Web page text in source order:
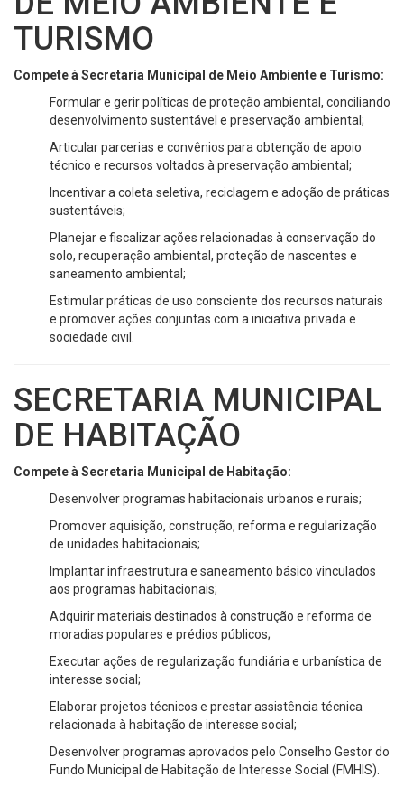
TURISMO
Compete à Secretaria Municipal de Meio Ambiente e Turismo:
Formular e gerir políticas de proteção ambiental, conciliando
desenvolvimento sustentável e preservação ambiental;
Articular parcerias e convênios para obtenção de apoio
técnico e recursos voltados à preservação ambiental;
Incentivar a coleta seletiva, reciclagem e adoção de práticas
sustentáveis;
Planejar e fiscalizar ações relacionadas à conservação do
solo, recuperação ambiental, proteção de nascentes e
saneamento ambiental;
Estimular práticas de uso consciente dos recursos naturais
e promover ações conjuntas com a iniciativa privada e
sociedade civil.
SECRETARIA MUNICIPAL
DE HABITAÇÃO
Compete à Secretaria Municipal de Habitação:
Desenvolver programas habitacionais urbanos e rurais;
Promover aquisição, construção, reforma e regularização
de unidades habitacionais;
Implantar infraestrutura e saneamento básico vinculados
aos programas habitacionais;
Adquirir materiais destinados à construção e reforma de
moradias populares e prédios públicos;
Executar ações de regularização fundiária e urbanística de
interesse social;
Elaborar projetos técnicos e prestar assistência técnica
relacionada à habitação de interesse social;
Desenvolver programas aprovados pelo Conselho Gestor do
Fundo Municipal de Habitação de Interesse Social (FMHIS).